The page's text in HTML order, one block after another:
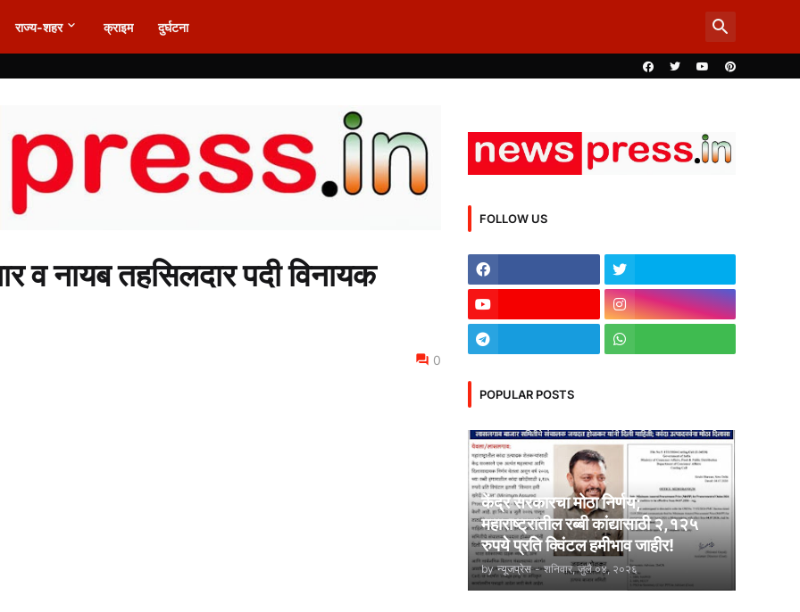
राज्य-शहर क्राइम दुर्घटना
व नायब तहसिलदार पदी विनायक
0
FOLLOW US
POPULAR POSTS
केंद्र सरकारचा मोठा निर्णय;
महाराष्ट्रातील रब्बी कांद्यासाठी २,१२५
रुपये प्रति क्विंटल हमीभाव जाहीर!
by न्यूजप्रेस - शनिवार, जुलै ०४, २०२६